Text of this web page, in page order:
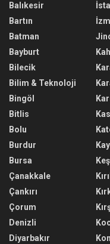
Balıkesir
Bartın
Batman
Bayburt
Bilecik
Bilim & Teknoloji
Bingöl
Bitlis
Bolu
Burdur
Bursa
Çanakkale
Çankırı
Çorum
Denizli
Diyarbakır